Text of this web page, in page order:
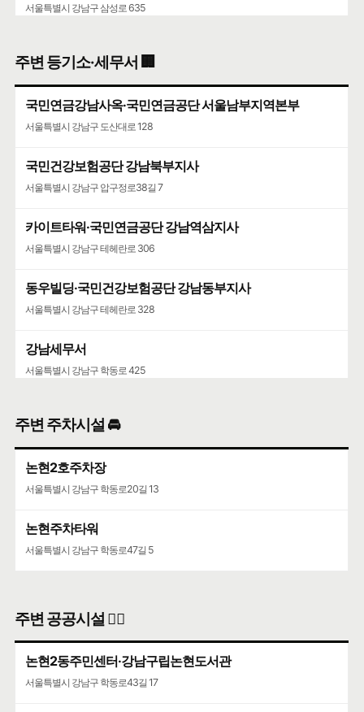
서울특별시 강남구 삼성로 635
서울특별시 강남구 선릉로 572
주변 등기소·세무서 🏢
국민연금강남사옥·국민연금공단 서울남부지역본부
서울특별시 강남구 도산대로 128
국민건강보험공단 강남북부지사
서울특별시 강남구 압구정로38길 7
카이트타워·국민연금공단 강남역삼지사
서울특별시 강남구 테헤란로 306
동우빌딩·국민건강보험공단 강남동부지사
서울특별시 강남구 테헤란로 328
강남세무서
서울특별시 강남구 학동로 425
주변 주차시설 🚘
논현2호주차장
서울특별시 강남구 학동로20길 13
논현주차타워
서울특별시 강남구 학동로47길 5
주변 공공시설 👨‍✈️
논현2동주민센터·강남구립논현도서관
서울특별시 강남구 학동로43길 17